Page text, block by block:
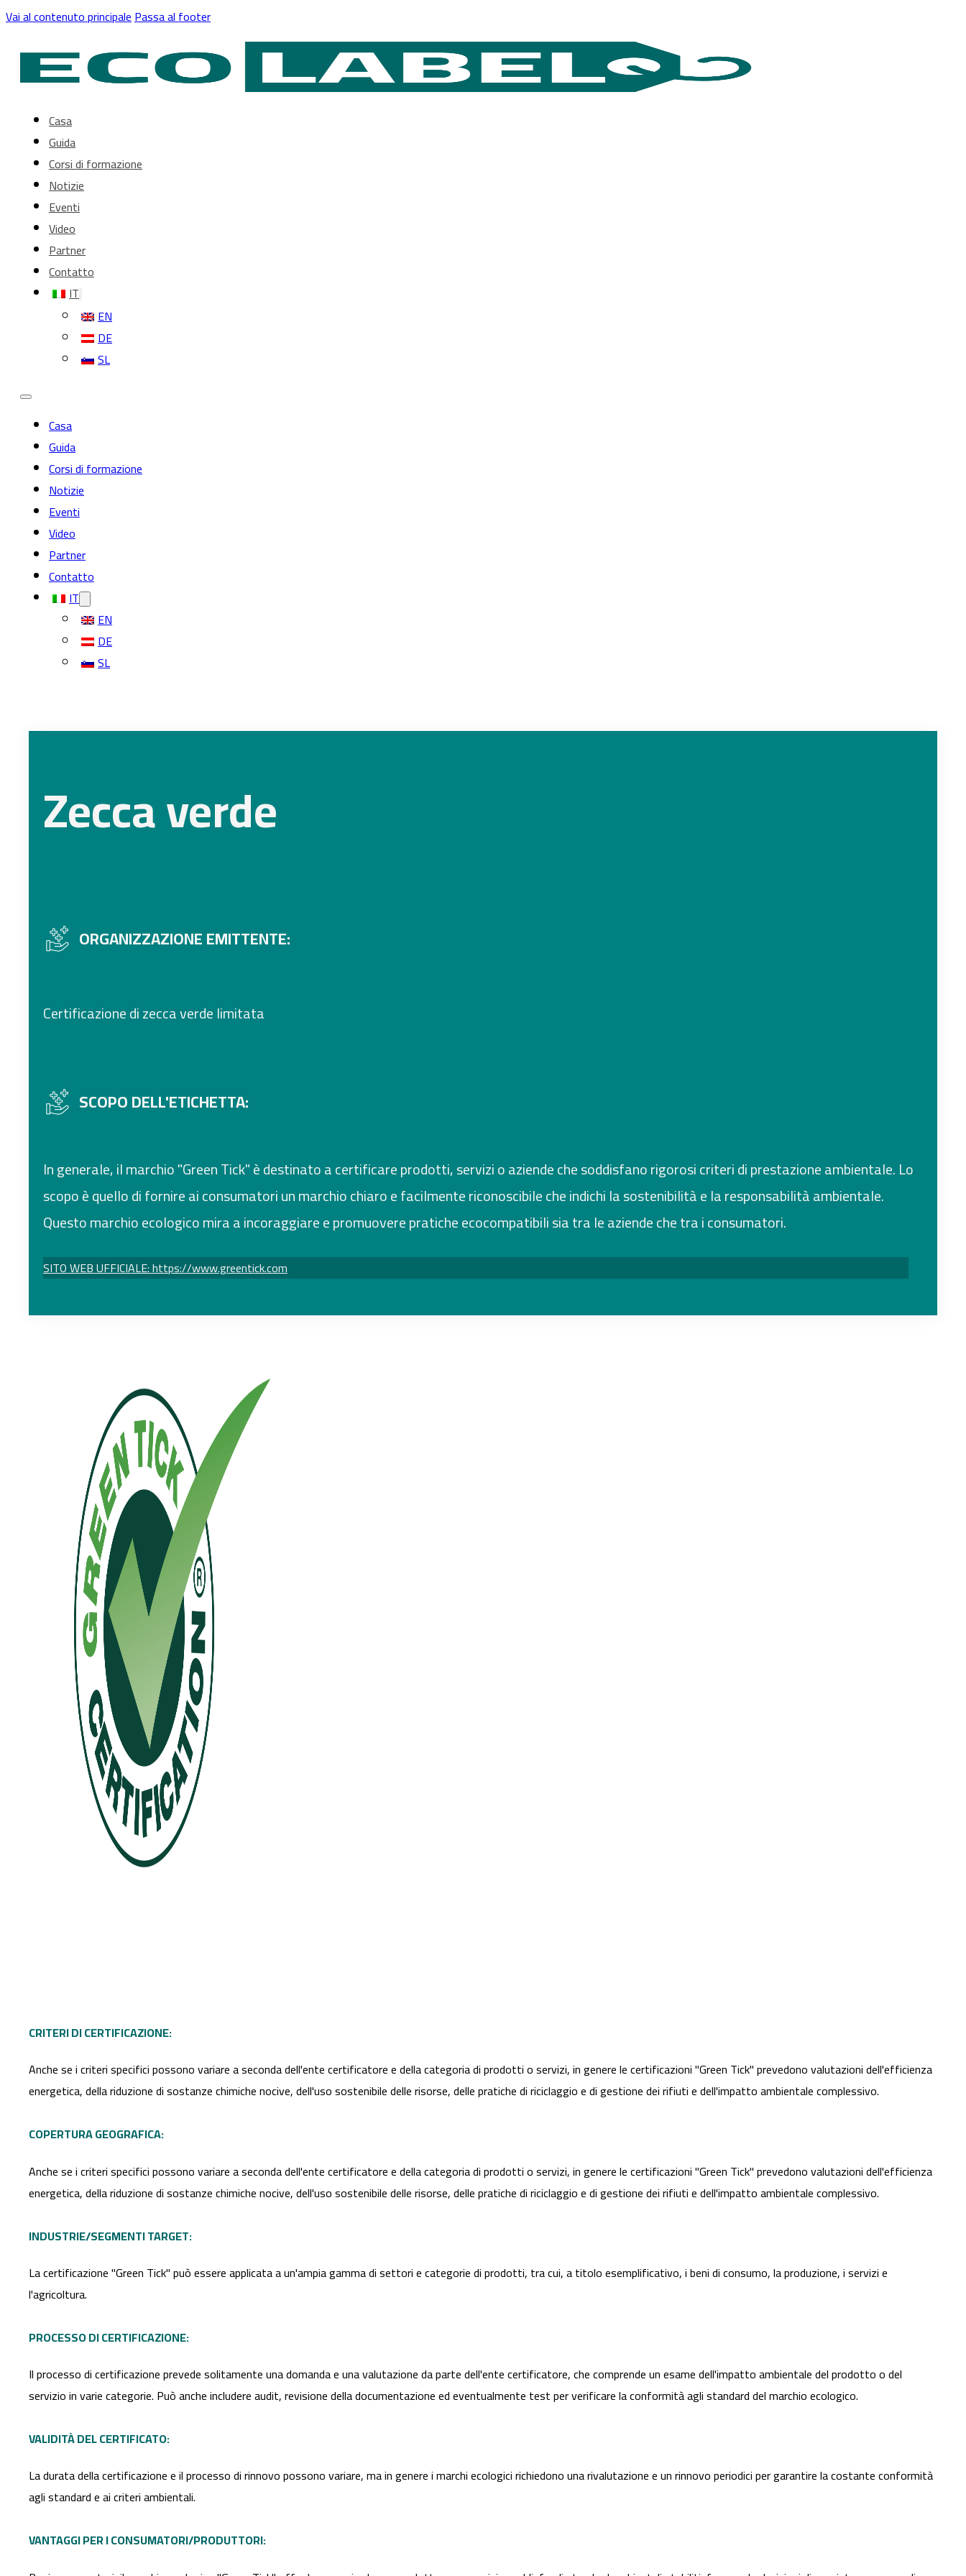
Vai al contenuto principalePassa al footer
Casa
Guida
Corsi di formazione
Notizie
Eventi
Video
Partner
Contatto
IT
EN
DE
SL
Casa
Guida
Corsi di formazione
Notizie
Eventi
Video
Partner
Contatto
IT
EN
DE
SL
Zecca verde
ORGANIZZAZIONE EMITTENTE:
Certificazione di zecca verde limitata
SCOPO DELL'ETICHETTA:
In generale, il marchio "Green Tick" è destinato a certificare prodotti, servizi o aziende che soddisfano rigorosi criteri di prestazione ambientale. Lo
scopo è quello di fornire ai consumatori un marchio chiaro e facilmente riconoscibile che indichi la sostenibilità e la responsabilità ambientale.
Questo marchio ecologico mira a incoraggiare e promuovere pratiche ecocompatibili sia tra le aziende che tra i consumatori.
SITO WEB UFFICIALE: https://www.greentick.com
CRITERI DI CERTIFICAZIONE:
Anche se i criteri specifici possono variare a seconda dell'ente certificatore e della categoria di prodotti o servizi, in genere le certificazioni "Green Tick" prevedono valutazioni dell'efficienza
energetica, della riduzione di sostanze chimiche nocive, dell'uso sostenibile delle risorse, delle pratiche di riciclaggio e di gestione dei rifiuti e dell'impatto ambientale complessivo.
COPERTURA GEOGRAFICA:
Anche se i criteri specifici possono variare a seconda dell'ente certificatore e della categoria di prodotti o servizi, in genere le certificazioni "Green Tick" prevedono valutazioni dell'efficienza
energetica, della riduzione di sostanze chimiche nocive, dell'uso sostenibile delle risorse, delle pratiche di riciclaggio e di gestione dei rifiuti e dell'impatto ambientale complessivo.
INDUSTRIE/SEGMENTI TARGET:
La certificazione "Green Tick" può essere applicata a un'ampia gamma di settori e categorie di prodotti, tra cui, a titolo esemplificativo, i beni di consumo, la produzione, i servizi e
l'agricoltura.
PROCESSO DI CERTIFICAZIONE:
Il processo di certificazione prevede solitamente una domanda e una valutazione da parte dell'ente certificatore, che comprende un esame dell'impatto ambientale del prodotto o del
servizio in varie categorie. Può anche includere audit, revisione della documentazione ed eventualmente test per verificare la conformità agli standard del marchio ecologico.
VALIDITÀ DEL CERTIFICATO:
La durata della certificazione e il processo di rinnovo possono variare, ma in genere i marchi ecologici richiedono una rivalutazione e un rinnovo periodici per garantire la costante conformità
agli standard e ai criteri ambientali.
VANTAGGI PER I CONSUMATORI/PRODUTTORI: